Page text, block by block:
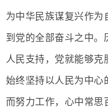
为中华民族谋复兴作为
到党的全部奋斗之中。
人民支持，党就能够
始终坚持以人民为中心
而努力工作，心中常思